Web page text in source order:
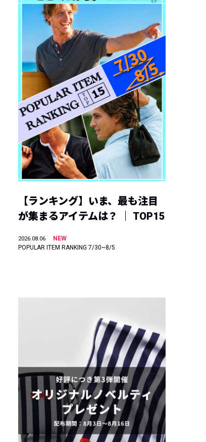
【ランキング】いま、最も注目
が集まるアイテムは？ ｜ TOP15
2026.08.06
NEW
POPULAR ITEM RANKING 7/30~8/5